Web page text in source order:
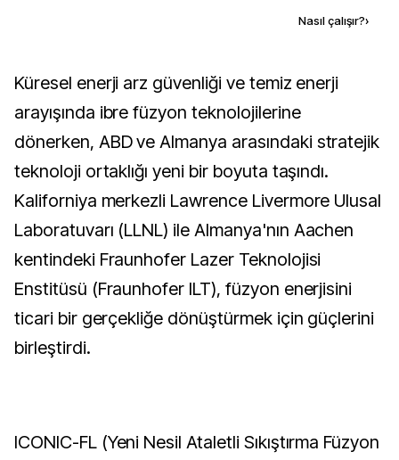
Nasıl çalışır?›
Küresel enerji arz güvenliği ve temiz enerji
arayışında ibre füzyon teknolojilerine
dönerken, ABD ve Almanya arasındaki stratejik
teknoloji ortaklığı yeni bir boyuta taşındı.
Kaliforniya merkezli Lawrence Livermore Ulusal
Laboratuvarı (LLNL) ile Almanya'nın Aachen
kentindeki Fraunhofer Lazer Teknolojisi
Enstitüsü (Fraunhofer ILT), füzyon enerjisini
ticari bir gerçekliğe dönüştürmek için güçlerini
birleştirdi.
ICONIC-FL (Yeni Nesil Ataletli Sıkıştırma Füzyon